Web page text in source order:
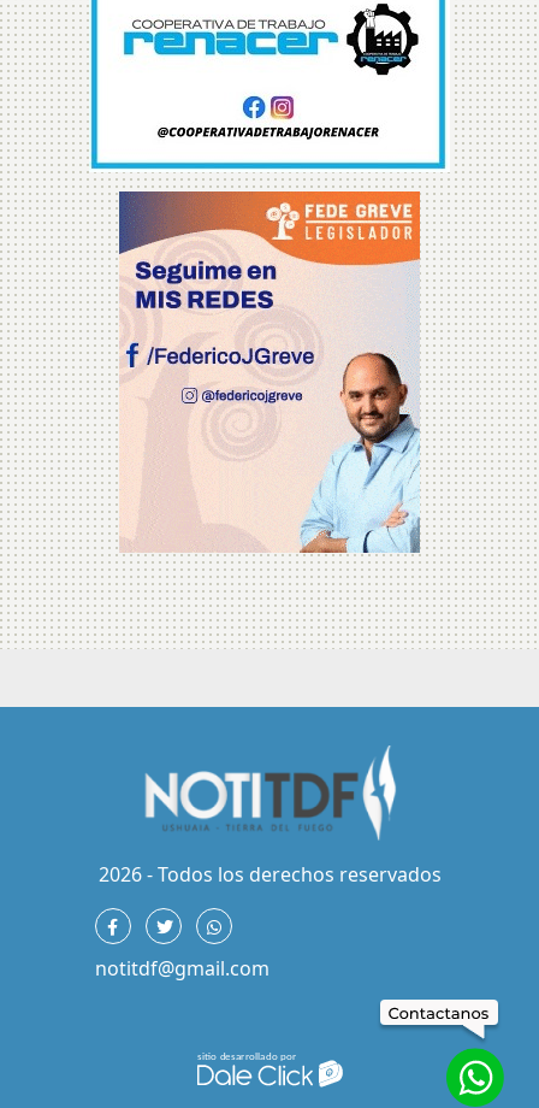
2026 - Todos los derechos reservados
notitdf@gmail.com